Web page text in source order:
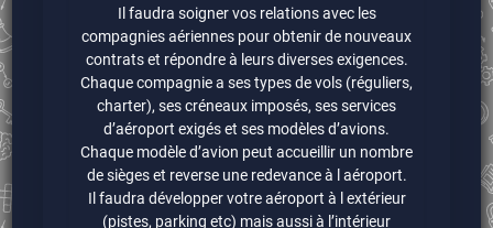
Il faudra soigner vos relations avec les
compagnies aériennes pour obtenir de nouveaux
contrats et répondre à leurs diverses exigences.
Chaque compagnie a ses types de vols (réguliers,
charter), ses créneaux imposés, ses services
d’aéroport exigés et ses modèles d’avions.
Chaque modèle d’avion peut accueillir un nombre
de sièges et reverse une redevance à l aéroport.
Il faudra développer votre aéroport à l extérieur
(pistes, parking etc) mais aussi à l’intérieur